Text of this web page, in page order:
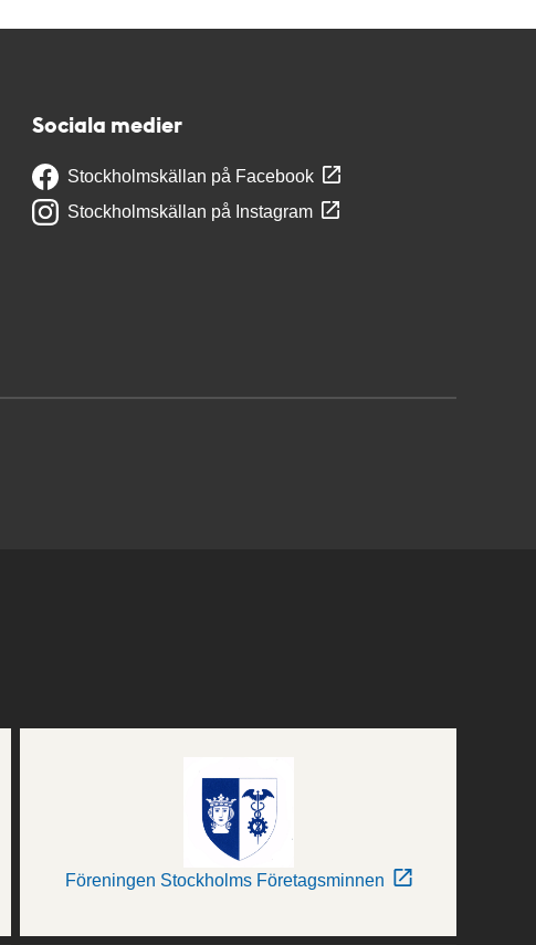
Sociala medier
Stockholmskällan på Facebook
Stockholmskällan på Instagram
Föreningen Stockholms Företagsminnen